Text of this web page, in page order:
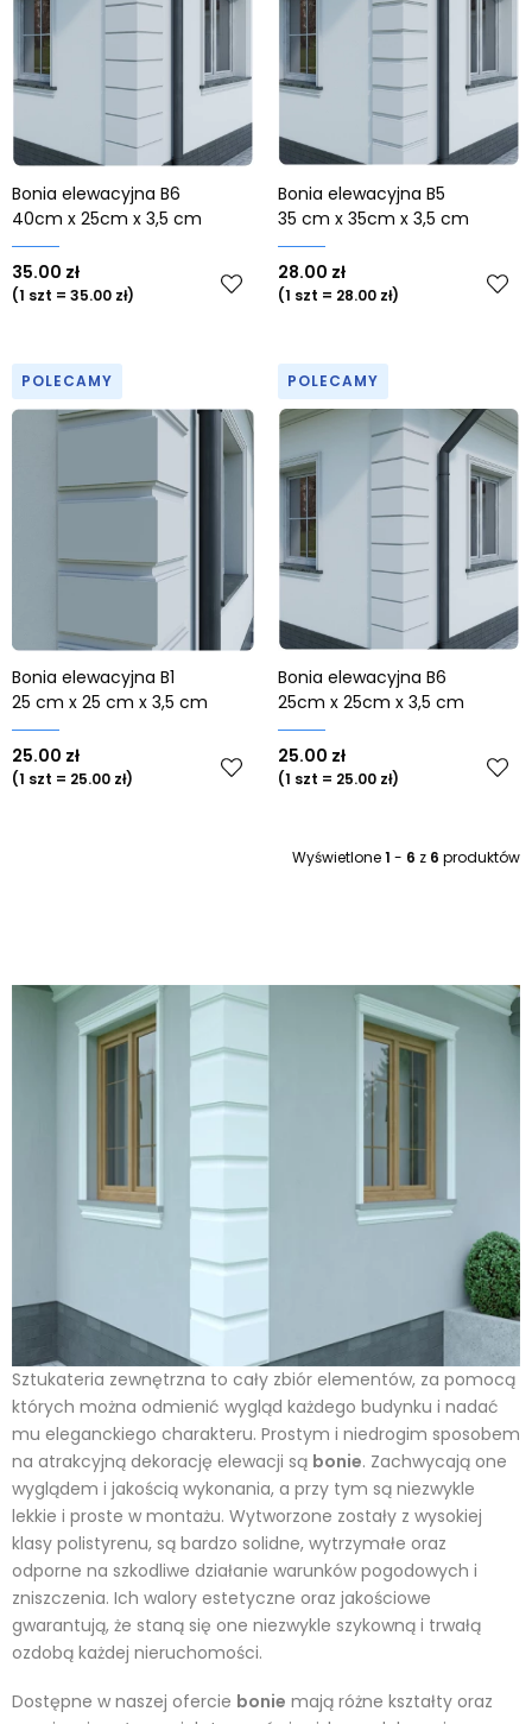
Bonia elewacyjna B6
40cm x 25cm x 3,5 cm
35.00 zł
(1 szt = 35.00 zł)
Bonia elewacyjna B5
35 cm x 35cm x 3,5 cm
28.00 zł
(1 szt = 28.00 zł)
POLECAMY
Bonia elewacyjna B1
25 cm x 25 cm x 3,5 cm
25.00 zł
(1 szt = 25.00 zł)
POLECAMY
Bonia elewacyjna B6
25cm x 25cm x 3,5 cm
25.00 zł
(1 szt = 25.00 zł)
Wyświetlone1 - 6 z 6 produktów
Sztukateria zewnętrzna to cały zbiór elementów, za pomocą
których można odmienić wygląd każdego budynku i nadać
mu eleganckiego charakteru. Prostym i niedrogim sposobem
na atrakcyjną dekorację elewacji są bonie. Zachwycają one
wyglądem i jakością wykonania, a przy tym są niezwykle
lekkie i proste w montażu. Wytworzone zostały z wysokiej
klasy polistyrenu, są bardzo solidne, wytrzymałe oraz
odporne na szkodliwe działanie warunków pogodowych i
zniszczenia. Ich walory estetyczne oraz jakościowe
gwarantują, że staną się one niezwykle szykowną i trwałą
ozdobą każdej nieruchomości.
Dostępne w naszej ofercie bonie mają różne kształty oraz